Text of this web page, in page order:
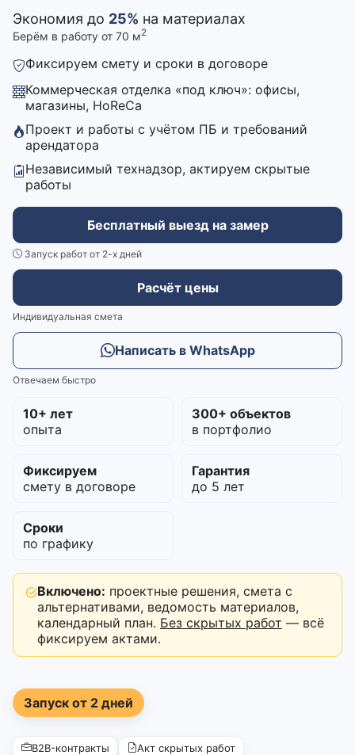
Экономия до 25% на материалах
Берём в работу от 70 м2
Фиксируем смету и сроки в договоре
Коммерческая отделка «под ключ»: офисы,
магазины, HoReCa
Проект и работы с учётом ПБ и требований
арендатора
Независимый технадзор, актируем скрытые
работы
Бесплатный выезд на замер
Запуск работ от 2-х дней
Расчёт цены
Индивидуальная смета
Написать в WhatsApp
Отвечаем быстро
10+ лет
опыта
300+ объектов
в портфолио
Фиксируем
смету в договоре
Гарантия
до 5 лет
Сроки
по графику
Включено: проектные решения, смета с
альтернативами, ведомость материалов,
календарный план. Без скрытых работ — всё
фиксируем актами.
Запуск от 2 дней
B2B-контракты
Акт скрытых работ